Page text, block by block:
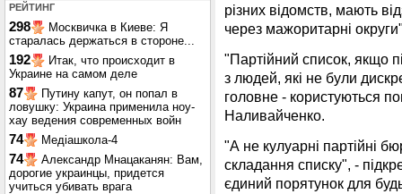
РЕЙТИНГ
298
Москвичка в Киеве: Я
старалась держаться в стороне...
192
Итак, что происходит в
Украине на самом деле
87
Путину капут, он попал в
ловушку: Украина применила ноу-
хау ведения современных войн
74 Медіашкола-4
74
Александр Мнацаканян: Вам,
дорогие украинцы, придется
учиться убивать врага
різних відомств, мають
через мажоритарні
"Партійний список, якщо
з людей, які не були
головне - користуються
Наливайченко.
"А не кулуарні партійні
складання списку", -
єдиний порятунок для